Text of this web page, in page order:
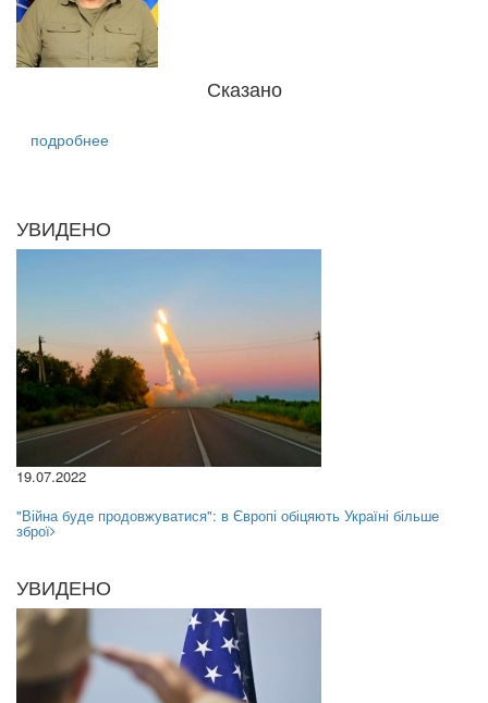
Сказано
подробнее
УВИДЕНО
19.07.2022
"Війна буде продовжуватися": в Європі обіцяють Україні більше
зброї
УВИДЕНО